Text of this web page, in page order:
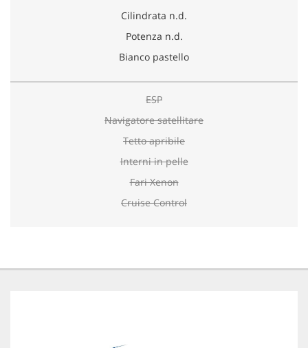
Cilindrata n.d.
Potenza n.d.
Bianco pastello
ESP
Navigatore satellitare
Tetto apribile
Interni in pelle
Fari Xenon
Cruise Control